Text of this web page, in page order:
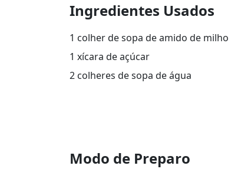
Ingredientes Usados
1 colher de sopa de amido de milho
1 xícara de açúcar
2 colheres de sopa de água
Modo de Preparo